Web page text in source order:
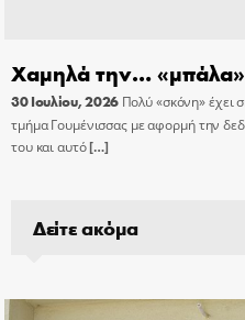
Χαμηλά την…
30 Ιουλίου, 2026 Πολύ «σκόνη» έχει
τμήμα Γουμένισσας με αφορμή την
του και αυτό[…]
Δείτε ακόμα